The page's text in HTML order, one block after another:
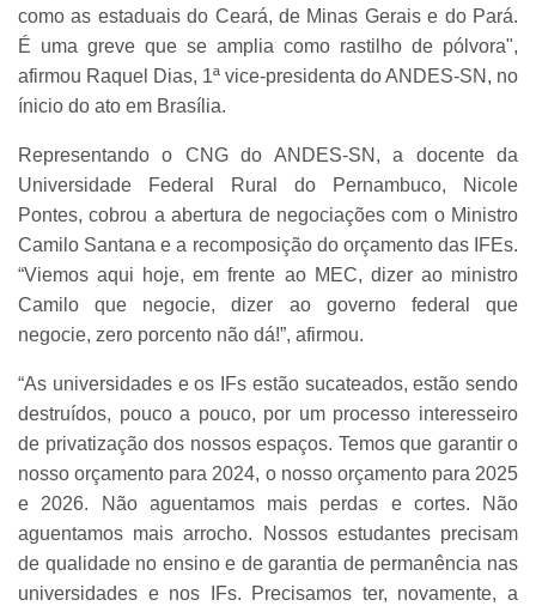
como as estaduais do Ceará, de Minas Gerais e do Pará.
É uma greve que se amplia como rastilho de pólvora",
afirmou Raquel Dias, 1ª vice-presidenta do ANDES-SN, no
ínicio do ato em Brasília.
Representando o CNG do ANDES-SN, a docente da
Universidade Federal Rural do Pernambuco, Nicole
Pontes, cobrou a abertura de negociações com o Ministro
Camilo Santana e a recomposição do orçamento das IFEs.
“Viemos aqui hoje, em frente ao MEC, dizer ao ministro
Camilo que negocie, dizer ao governo federal que
negocie, zero porcento não dá!”, afirmou.
“As universidades e os IFs estão sucateados, estão sendo
destruídos, pouco a pouco, por um processo interesseiro
de privatização dos nossos espaços. Temos que garantir o
nosso orçamento para 2024, o nosso orçamento para 2025
e 2026. Não aguentamos mais perdas e cortes. Não
aguentamos mais arrocho. Nossos estudantes precisam
de qualidade no ensino e de garantia de permanência nas
universidades e nos IFs. Precisamos ter, novamente, a